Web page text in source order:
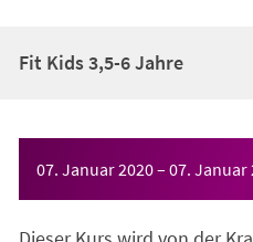
Fit Kids 3,5-6 Jahre
07. Januar 2020– 07. Januar